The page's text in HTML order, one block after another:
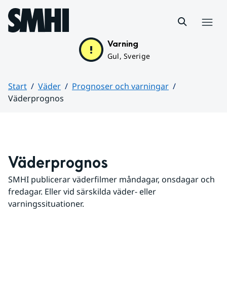
Hoppa till sidans innehåll
Varning
Gul, Sverige
Start Väder
Prognoser och varningar
Väderprognos
Väderprognos
SMHI publicerar väderfilmer måndagar, onsdagar och
fredagar. Eller vid särskilda väder- eller
varningssituationer.